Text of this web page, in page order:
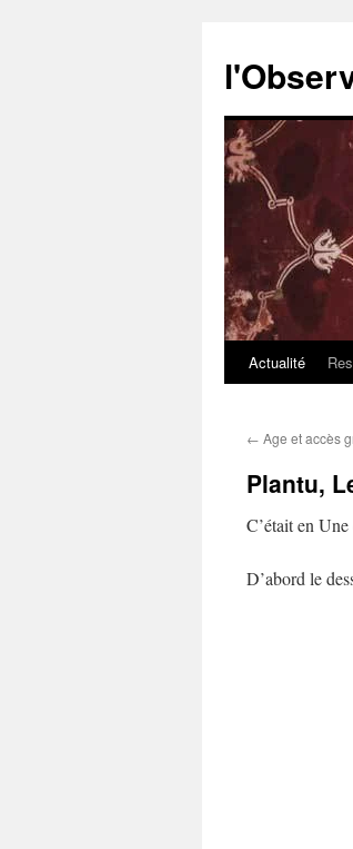
Aller
contenu
Actualité
← Age et accès
Plantu,
C’était en Une
D’abord le